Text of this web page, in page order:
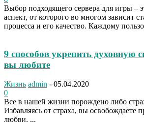
Выбор подходящего сервера для игры –
аспект, от которого во многом зависит
процесса и его качество. Каждому
9 способов укрепить духовную
вы любите
Жизнь admin - 05.04.2020
0
Все в нашей жизни порождено либо
Избавляясь от страха, вы освобождаете
любви. ...